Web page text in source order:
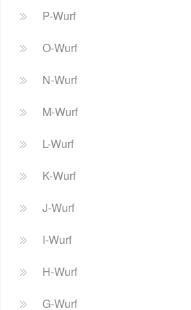
P-Wurf
O-Wurf
N-Wurf
M-Wurf
L-Wurf
K-Wurf
J-Wurf
I-Wurf
H-Wurf
G-Wurf